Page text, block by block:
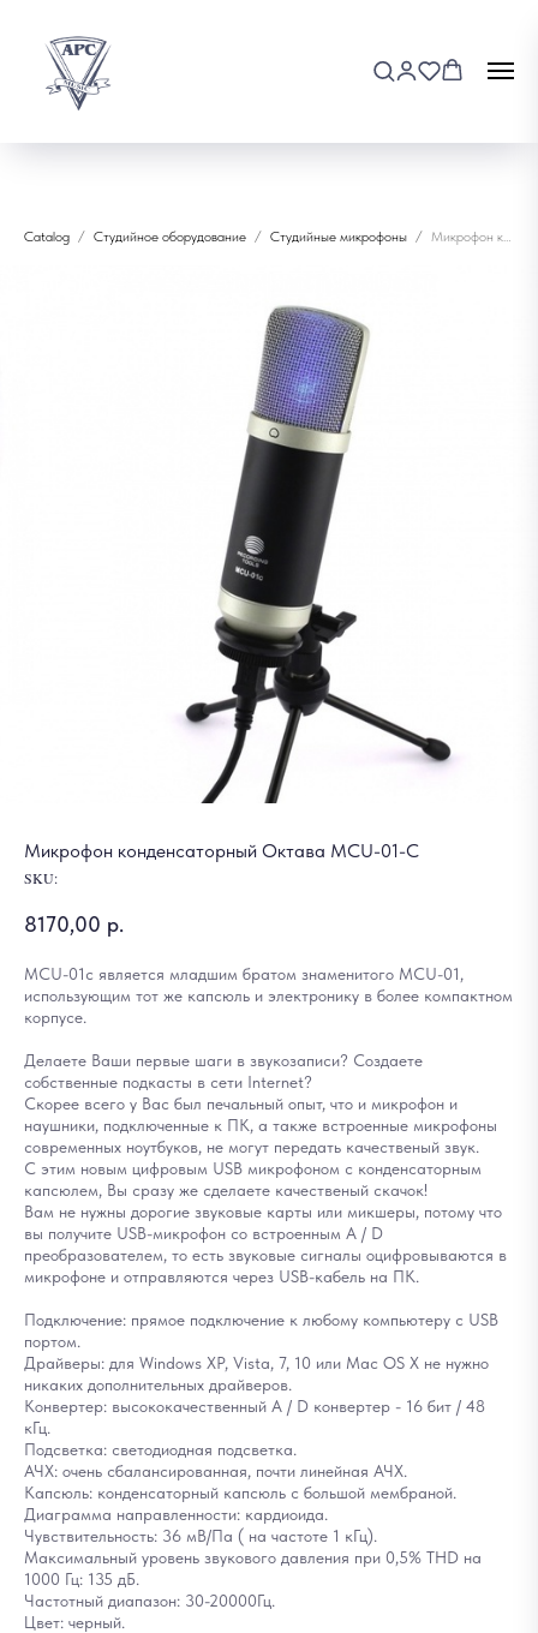
Catalog Студийное оборудование Студийные микрофоны Микрофон конденсаторный Октава MCU-01-C
Микрофон конденсаторный Октава MCU-01-C
SKU:
8170,00 р.
MCU-01c является младшим братом знаменитого MCU-01,
использующим тот же капсюль и электронику в более компактном
корпусе.
Делаете Ваши первые шаги в звукозаписи? Создаете
собственные подкасты в сети Internet?
Скорее всего у Вас был печальный опыт, что и микрофон и
наушники, подключенные к ПК, а также встроенные микрофоны
современных ноутбуков, не могут передать качественый звук.
С этим новым цифровым USB микрофоном с конденсаторным
капсюлем, Вы сразу же сделаете качественый скачок!
Вам не нужны дорогие звуковые карты или микшеры, потому что
вы получите USB-микрофон со встроенным A / D
преобразователем, то есть звуковые сигналы оцифровываются в
микрофоне и отправляются через USB-кабель на ПК.
Подключение: прямое подключение к любому компьютеру с USB
портом.
Драйверы: для Windows XP, Vista, 7, 10 или Mac OS X не нужно
никаких дополнительных драйверов.
Конвертер: высококачественный A / D конвертер - 16 бит / 48
кГц.
Подсветка: светодиодная подсветка.
АЧХ: очень сбалансированная, почти линейная АЧХ.
Капсюль: конденсаторный капсюль с большой мембраной.
Диаграмма направленности: кардиоида.
Чувствительность: 36 мВ/Па ( на частоте 1 кГц).
Максимальный уровень звукового давления при 0,5% THD на
1000 Гц: 135 дБ.
Частотный диапазон: 30-20000Гц.
Цвет: черный.